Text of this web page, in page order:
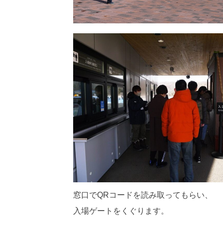
窓口でQRコードを読み取ってもらい、
入場ゲートをくぐります。